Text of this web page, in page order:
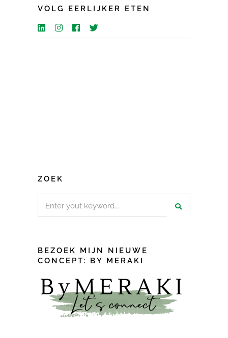
VOLG EERLIJKER ETEN
ZOEK
BEZOEK MIJN NIEUWE
CONCEPT: BY MERAKI